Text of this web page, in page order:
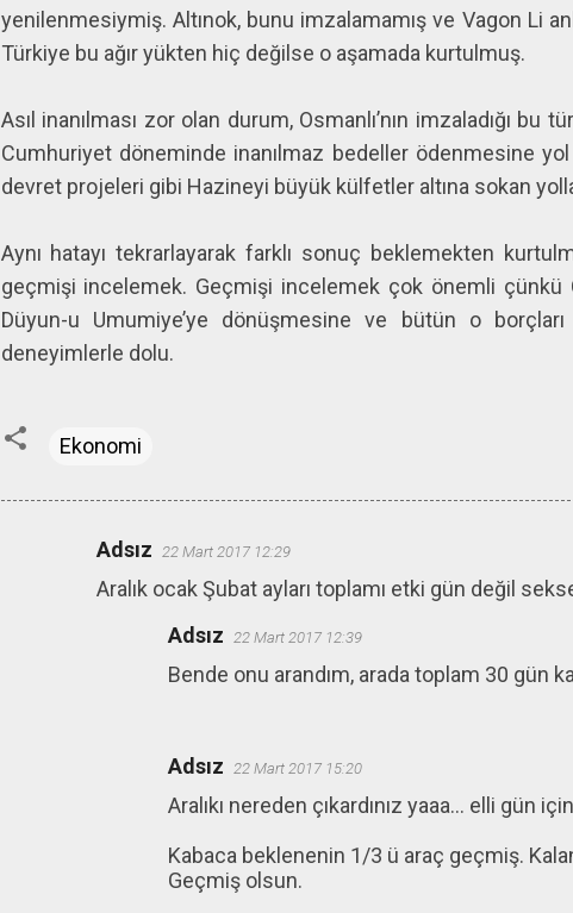
yenilenmesiymiş. Altınok, bunu imzalamamış ve Vagon Li
Türkiye bu ağır yükten hiç değilse o aşamada kurtulmuş.
Asıl inanılması zor olan durum, Osmanlı’nın imzaladığı
Cumhuriyet döneminde inanılmaz bedeller ödenmesine
devret projeleri gibi Hazineyi büyük külfetler altına sokan
Aynı hatayı tekrarlayarak farklı sonuç beklemekten
geçmişi incelemek. Geçmişi incelemek çok önemli
Düyun-u Umumiye’ye dönüşmesine ve bütün o
deneyimlerle dolu.
Ekonomi
Adsız 22 Mart 2017 12:29
Aralık ocak Şubat ayları toplamı etki gün değil
Adsız 22 Mart 2017 12:39
Bende onu arandım, arada toplam 30 gün
Adsız 22 Mart 2017 15:20
Aralıkı nereden çıkardınız yaaa... elli gün
Kabaca beklenenin 1/3 ü araç geçmiş.
Geçmiş olsun.